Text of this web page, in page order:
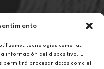
tecnologías como las
información del dispositivo. El
permitirá procesar datos como el